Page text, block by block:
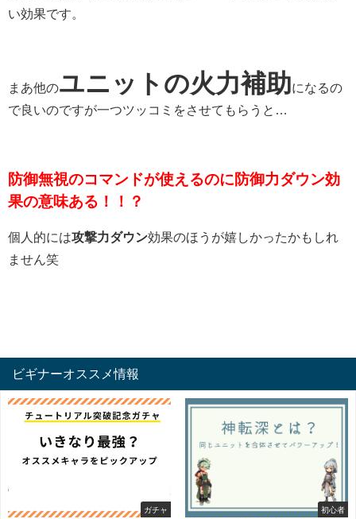
い効果です。
まあ他のユニットの火力補助になるの
で良いのですが一つツッコミをさせてもらうと…
防御無視のコマンドが使えるのに防御力ダウン効
果の意味ある！！？
個人的には攻撃力ダウン効果のほうが嬉しかったかもしれ
ません笑
ビギナーオススメ情報
ガチャ 初心者